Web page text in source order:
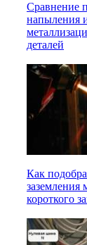
Сравнение
напыления
деталей
Как
заземления
короткого